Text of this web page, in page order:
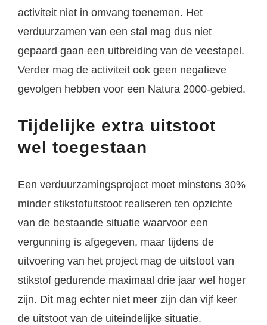
activiteit niet in omvang toenemen. Het
verduurzamen van een stal mag dus niet
gepaard gaan een uitbreiding van de veestapel.
Verder mag de activiteit ook geen negatieve
gevolgen hebben voor een Natura 2000-gebied.
Tijdelijke extra uitstoot
wel toegestaan
Een verduurzamingsproject moet minstens 30%
minder stikstofuitstoot realiseren ten opzichte
van de bestaande situatie waarvoor een
vergunning is afgegeven, maar tijdens de
uitvoering van het project mag de uitstoot van
stikstof gedurende maximaal drie jaar wel hoger
zijn. Dit mag echter niet meer zijn dan vijf keer
de uitstoot van de uiteindelijke situatie.